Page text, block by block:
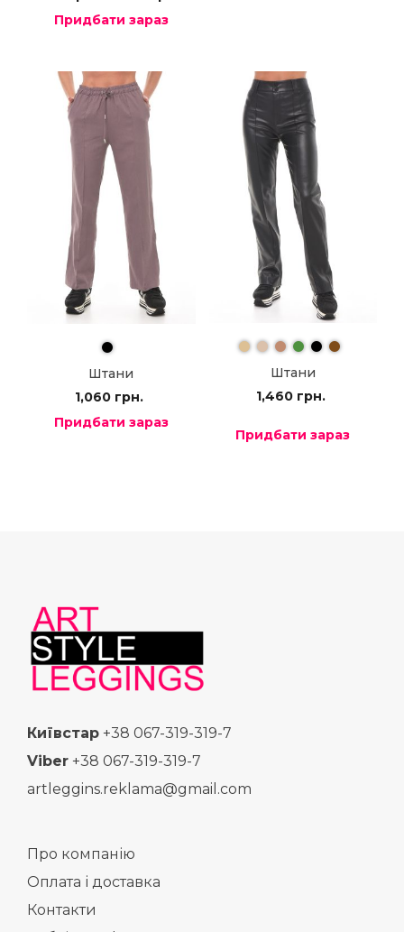
Придбати зараз
Штани
1,060 грн.
Придбати зараз
Штани
1,460 грн.
Придбати зараз
Київстар +38 067-319-319-7
Viber +38 067-319-319-7
artleggins.reklama@gmail.com
Про компанію
Оплата і доставка
Контакти